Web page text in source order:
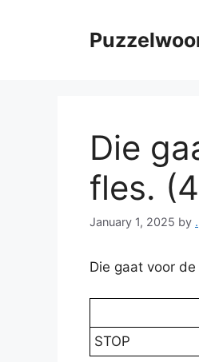
Die
fles.
January 1, 2025 by .
Die gaat voor
STOP